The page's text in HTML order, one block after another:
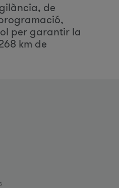
de
per garantir la
km de